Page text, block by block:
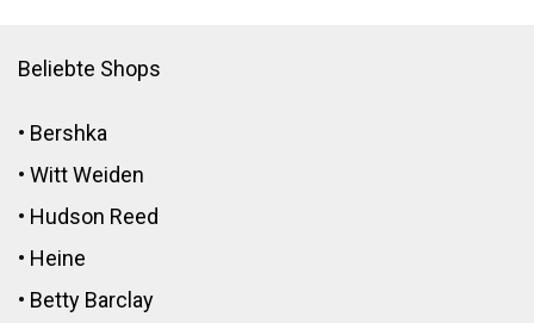
Beliebte Shops
• Bershka
• Witt Weiden
• Hudson Reed
• Heine
• Betty Barclay